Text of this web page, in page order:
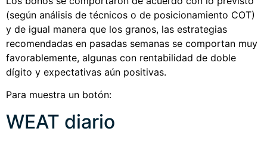
(según análisis de técnicos o de posicionamiento COT)
y de igual manera que los granos, las estrategias
recomendadas en pasadas semanas se comportan muy
favorablemente, algunas con rentabilidad de doble
dígito y expectativas aún positivas.
Para muestra un botón:
WEAT diario